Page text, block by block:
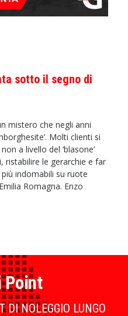
sotto il segno di
mistero che negli anni
Molti clienti si
a livello del ‘blasone’
ristabilire le gerarchie e far
più indomabili su ruote
Romagna. Enzo
Point
DI NOLEGGIO LUNGO